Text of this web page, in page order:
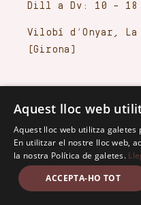
Dill a Dv: 10 – 18
Vilobí d’Onyar, La
(Girona)
Preparación de
Gastos de envío
Condiciones de
Entregas y
Seguridad y
Aquest lloc web
Aquest lloc web utilitza
En utilitzar el nostre lloc web,
la nostra Política de galetes.
ACCEPTA-HO TOT